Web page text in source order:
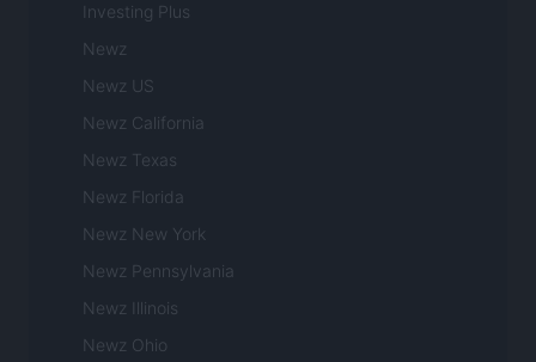
Investing Plus
Newz
Newz US
Newz California
Newz Texas
Newz Florida
Newz New York
Newz Pennsylvania
Newz Illinois
Newz Ohio